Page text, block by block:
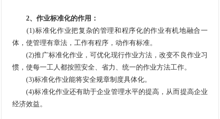
2、作业标准化的作用：
(1)标准化作业把复杂的管理和程序化的作业有机地融合一
体，使管理有章法，工作有程序，动作有标准。
(2)推广标准化作业，可优化现行作业方法，改变不良作业习
惯，使每一工人都按照安全、省力、统一的作业方法工作。
(3)标准化作业能将安全规章制度具体化。
(4)标准化作业还有助于企业管理水平的提高，从而提高企业
经济效益。